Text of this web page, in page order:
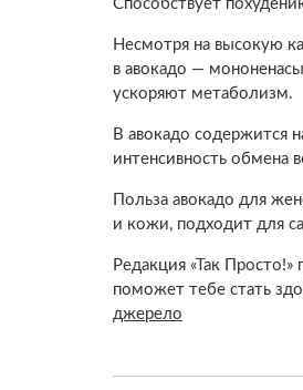
Способствует
Несмотря на высокую
в авокадо —
ускоряют метаболизм.
В авокадо содержится
интенсивность обмена
Польза авокадо для
и кожи, подходит для
Редакция «Так
поможет тебе стать
джерело